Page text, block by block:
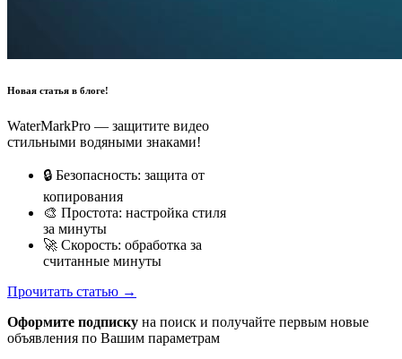
Новая статья в блоге!
WaterMarkPro — защитите видео
стильными водяными знаками!
🔒 Безопасность: защита от
копирования
🎨 Простота: настройка стиля
за минуты
🚀 Скорость: обработка за
считанные минуты
Прочитать статью →
Оформите подписку на поиск и получайте первым новые
объявления по Вашим параметрам